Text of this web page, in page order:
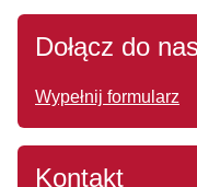
Dołącz do
Wypełnij formularz
Kontakt